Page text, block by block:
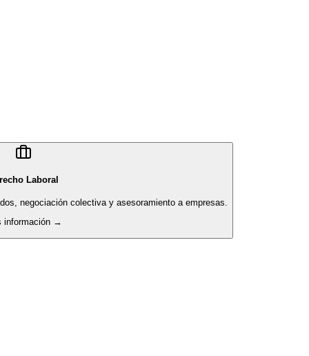
Laboral
negociación colectiva y asesoramiento a empresas.
información →